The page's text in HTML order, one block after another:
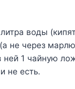
воды
не через
ней 1 чайную
не есть.